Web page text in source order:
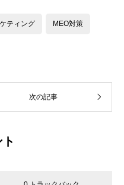
ティング MEO対策
次の記事